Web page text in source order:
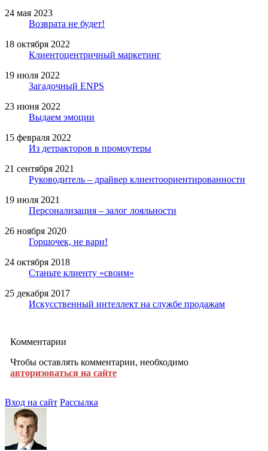
24 мая 2023
Возврата не будет!
18 октября 2022
Клиентоцентричный маркетинг
19 июля 2022
Загадочный ENPS
23 июня 2022
Выдаем эмоции
15 февраля 2022
Из детракторов в промоутеры
21 сентября 2021
Руководитель – драйвер клиентоориентированности
19 июля 2021
Персонализация – залог лояльности
26 ноября 2020
Горшочек, не вари!
24 октября 2018
Станьте клиенту «своим»
25 декабря 2017
Искусственный интеллект на службе продажам
Комментарии
Чтобы оставлять комментарии, необходимо
авторизоваться на сайте
Вход на сайт Рассылка